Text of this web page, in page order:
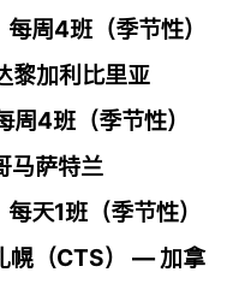
周4班（季节性）
黎加利比里亚
周4班（季节性）
马萨特兰
天1班（季节性）
幌（CTS） — 加拿